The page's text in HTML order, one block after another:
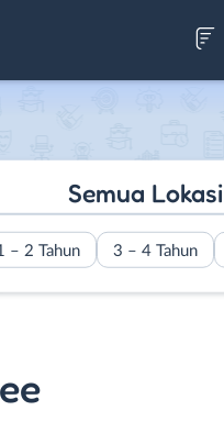
Semua Lokasi
– 2 Tahun 3 – 4 Tahun